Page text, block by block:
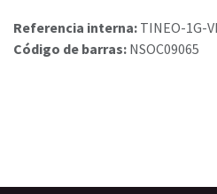
Referencia interna: TINEO-1G-
Código de barras: NSOC09065